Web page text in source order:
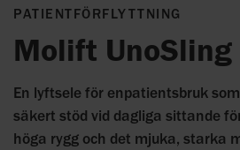
PATIENTFÖRFLYTTNING
Molift
En lyftsele för enpatientsbruk
säkert stöd vid dagliga sittande
höga rygg och det mjuka, starka